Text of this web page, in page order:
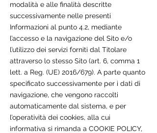
modalità e alle finalità descritte
successivamente nelle presenti
Informazioni al punto 4.2, mediante
l’accesso e la navigazione del Sito e/o
l’utilizzo dei servizi forniti dal Titolare
attraverso lo stesso Sito (art. 6, comma 1
lett. a Reg. (UE) 2016/679). A parte quanto
specificato successivamente per i dati di
navigazione, che vengono raccolti
automaticamente dal sistema, e per
l’operatività dei cookies, alla cui
informativa si rimanda a COOKIE POLICY,